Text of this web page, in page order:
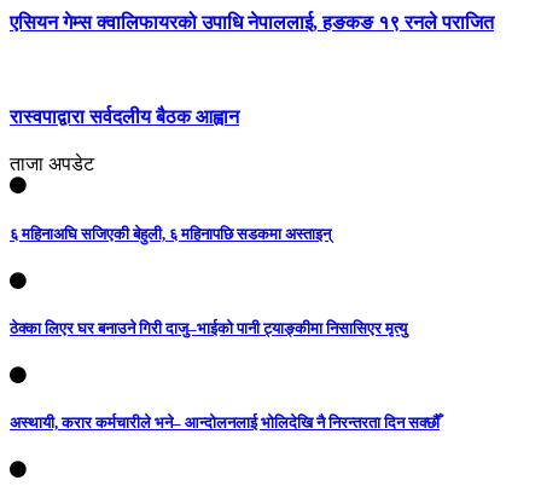
एसियन गेम्स क्वालिफायरको उपाधि नेपाललाई, हङकङ १९ रनले पराजित
रास्वपाद्वारा सर्वदलीय बैठक आह्वान
ताजा अपडेट
६ महिनाअघि सजिएकी बेहुली, ६ महिनापछि सडकमा अस्ताइन्
ठेक्का लिएर घर बनाउने गिरी दाजु–भाईको पानी ट्याङ्कीमा निसासिएर मृत्यु
अस्थायी, करार कर्मचारीले भने– आन्दोलनलाई भोलिदेखि नै निरन्तरता दिन सक्छौँ